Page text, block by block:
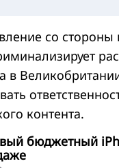
со
в
контента.
бюджетный